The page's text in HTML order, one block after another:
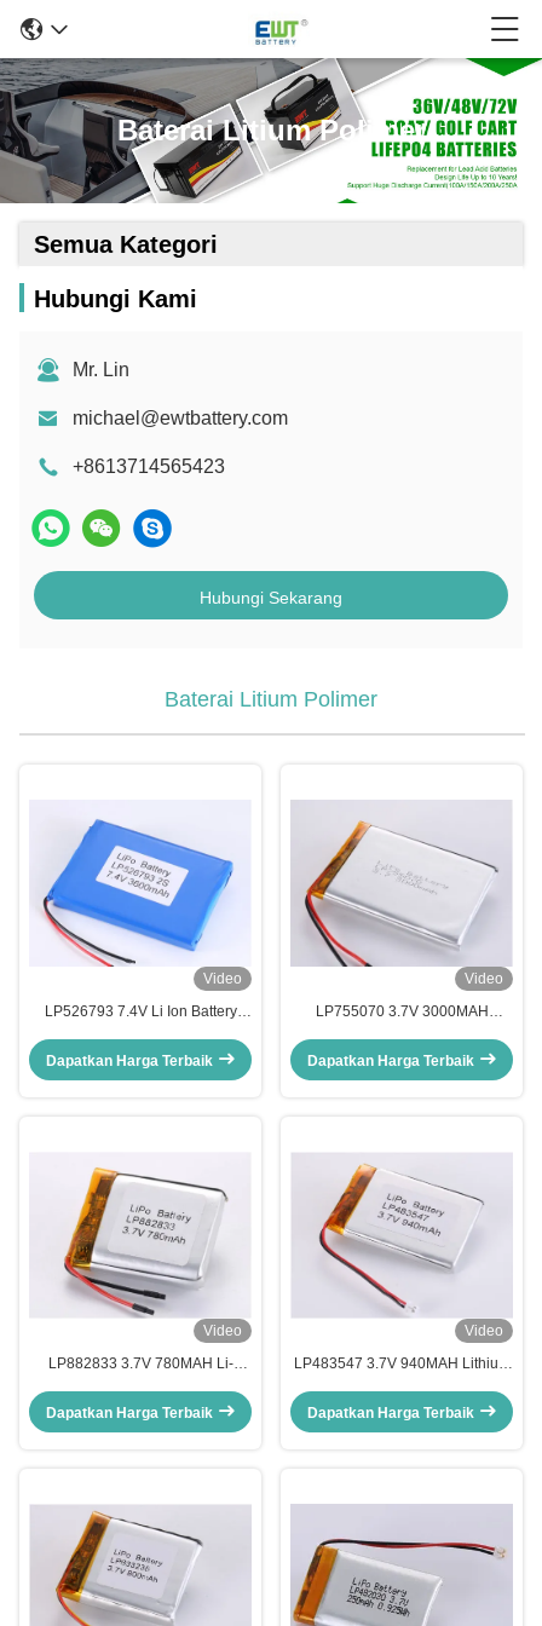
Baterai Litium Polimer
Semua Kategori
Hubungi Kami
Mr. Lin
michael@ewtbattery.com
+8613714565423
Hubungi Sekarang
Baterai Litium Polimer
Video
LP526793 7.4V Li Ion Battery
Battery dengan Cara Pengisian
CC/CV
Dapatkan Harga Terbaik
Video
LP755070 3.7V 3000MAH
Manufacturers dengan Cara
Pengisian CC/CV dan
Dapatkan Harga Terbaik
Video
LP882833 3.7V 780MAH Li-
Solution for Your Battery Needs
UN38.3 Certified
Dapatkan Harga Terbaik
Video
LP483547 3.7V 940MAH Lithium
Certification and Wide
Temperature Range
Dapatkan Harga Terbaik